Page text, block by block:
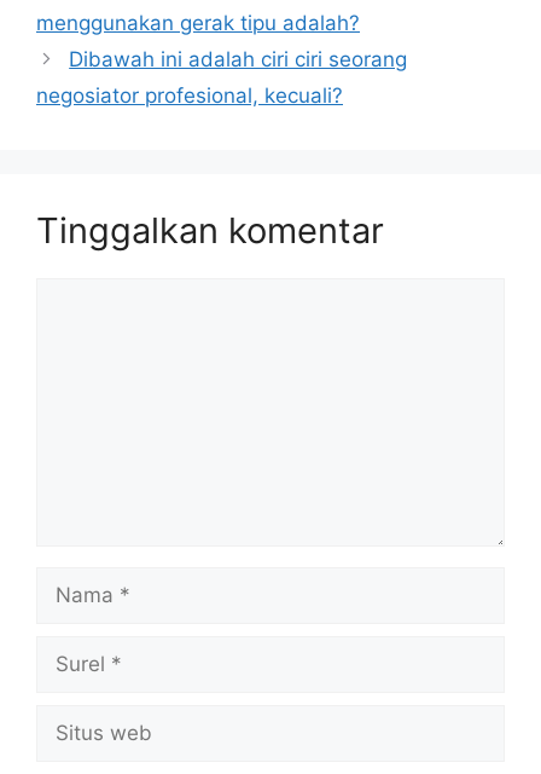
menggunakan gerak tipu adalah?
Dibawah ini adalah ciri ciri seorang
negosiator profesional, kecuali?
Tinggalkan komentar
web